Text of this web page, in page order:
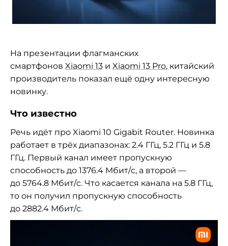
На презентации флагманских
смартфонов Xiaomi 13 и Xiaomi 13 Pro, китайский
производитель показал ещё одну интересную
новинку.
Что известно
Речь идёт про Xiaomi 10 Gigabit Router. Новинка
работает в трёх диапазонах: 2.4 ГГц, 5.2 ГГц и 5.8
ГГц. Первый канал имеет пропускную
способность до 1376.4 Мбит/с, а второй —
до 5764.8 Мбит/с. Что касается канала на 5.8 ГГц,
то он получил пропускную способность
до 2882.4 Мбит/с.